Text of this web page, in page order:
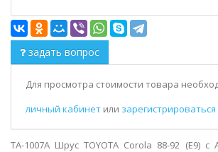
задать вопрос
Для просмотра стоимости товара
личный кабинет или зарегистрироваться
TA-1007A Шрус TOYOTA Corola 88-92 (E9) с